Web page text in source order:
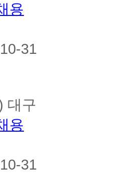
용
31
대구
용
31